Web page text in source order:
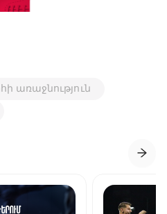
առաջնություն